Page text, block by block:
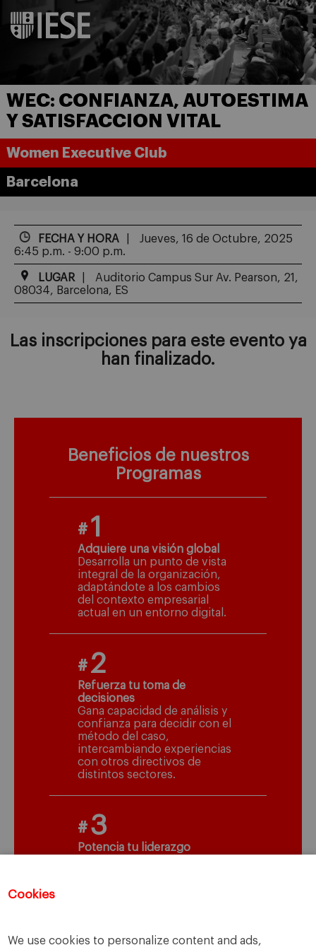
Cookies
We use cookies to personalize content and ads,
WEC: CONFIANZA, AUTOESTIMA
Y SATISFACCION VITAL
Women Executive Club
Barcelona
FECHA Y HORA
Jueves, 16 de Octubre, 2025
6:45 p.m. - 9:00 p.m.
LUGAR
Auditorio Campus Sur Av. Pearson, 21,
08034, Barcelona, ES
Las inscripciones para este evento ya
han finalizado.
Beneficios de nuestros
Programas
#1
Adquiere una visión global
Desarrolla un punto de vista
integral de la organización,
adaptándote a los cambios
del contexto empresarial
actual en un entorno digital.
#2
Refuerza tu toma de
decisiones
Gana capacidad de análisis y
confianza para decidir con el
método del caso,
intercambiando experiencias
con otros directivos de
distintos sectores.
#3
Potencia tu liderazgo